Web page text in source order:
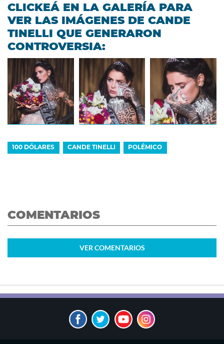
CLICKEÁ EN LA GALERÍA PARA
VER LAS IMÁGENES DE CANDE
TINELLI QUE GENERARON
CONTROVERSIA:
100 DÓLARES CANDE TINELLI POLÉMICO
COMENTARIOS
VER COMENTARIOS